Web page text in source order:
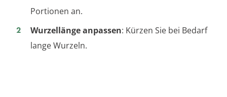
Portionen an.
Wurzellänge anpassen: Kürzen Sie bei Bedarf
lange Wurzeln.